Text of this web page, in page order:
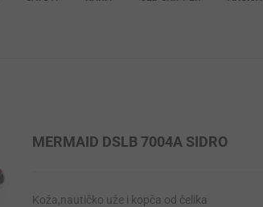
MERMAID DSLB 7004A SIDRO
Koža,nautičko uže i kopča od čelika